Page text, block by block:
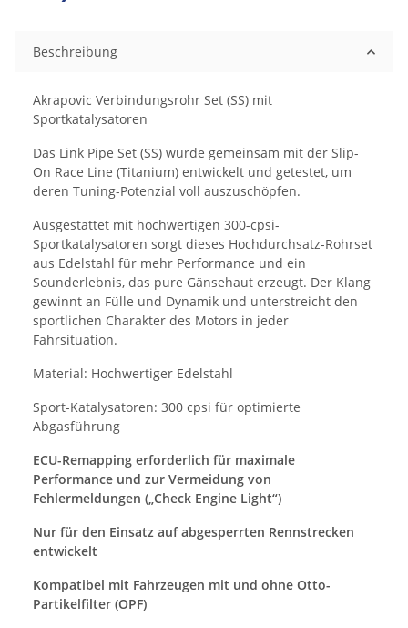
Loading...
Beschreibung
Akrapovic Verbindungsrohr Set (SS) mit
Sportkatalysatoren
Das Link Pipe Set (SS) wurde gemeinsam mit der Slip-
On Race Line (Titanium) entwickelt und getestet, um
deren Tuning-Potenzial voll auszuschöpfen.
Ausgestattet mit hochwertigen 300-cpsi-
Sportkatalysatoren sorgt dieses Hochdurchsatz-Rohrset
aus Edelstahl für mehr Performance und ein
Sounderlebnis, das pure Gänsehaut erzeugt. Der Klang
gewinnt an Fülle und Dynamik und unterstreicht den
sportlichen Charakter des Motors in jeder
Fahrsituation.
Material: Hochwertiger Edelstahl
Sport-Katalysatoren: 300 cpsi für optimierte
Abgasführung
ECU-Remapping erforderlich für maximale
Performance und zur Vermeidung von
Fehlermeldungen („Check Engine Light“)
Nur für den Einsatz auf abgesperrten Rennstrecken
entwickelt
Kompatibel mit Fahrzeugen mit und ohne Otto-
Partikelfilter (OPF)